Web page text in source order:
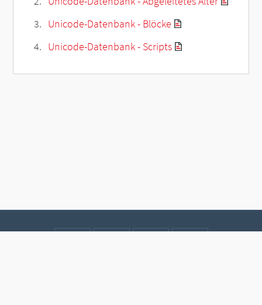
Unicode-Datenbank - Blöcke
Unicode-Datenbank - Scripts